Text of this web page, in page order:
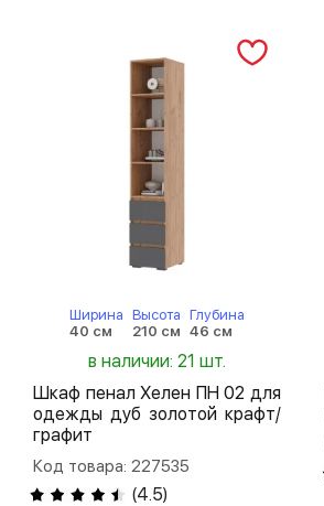
Ширина
40 см
Высота
210 см
Глубина
46 см
в наличии: 21 шт.
Шкаф пенал Хелен ПН 02 для
одежды дуб золотой крафт/
графит
Код товара: 227535
(4.5)